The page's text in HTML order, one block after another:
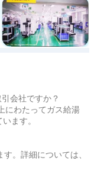
会社ですか？
にわたってガス給湯
ます。
。詳細については、